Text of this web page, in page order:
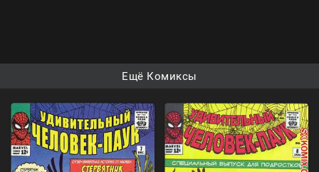
Ещё Комиксы